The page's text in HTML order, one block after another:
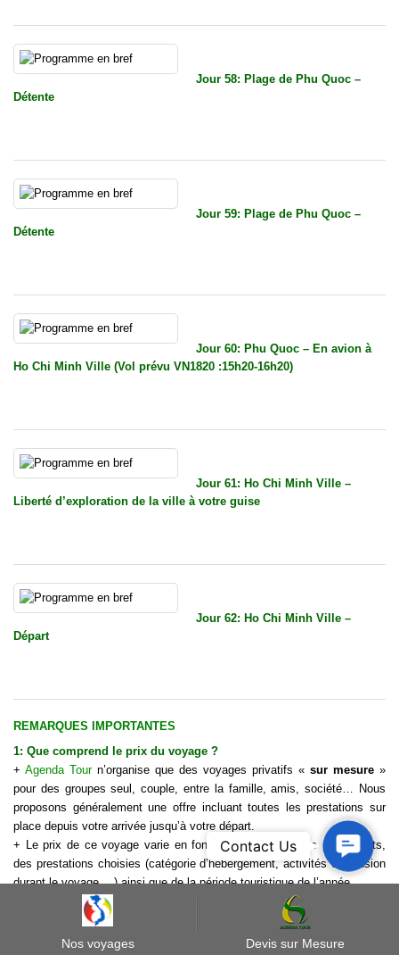
Jour 58: Plage de Phu Quoc –
Détente
Jour 59: Plage de Phu Quoc –
Détente
Jour 60: Phu Quoc – En avion à
Ho Chi Minh Ville (Vol prévu VN1820 :15h20-16h20)
Jour 61: Ho Chi Minh Ville –
Liberté d’exploration de la ville à votre guise
Jour 62: Ho Chi Minh Ville –
Départ
REMARQUES IMPORTANTES
1: Que comprend le prix du voyage ?
+ Agenda Tourn’organise que des voyages privatifs « sur mesure »
pour des groupes seul, couple, entre la famille, amis, société… Nous
proposons généralement une offre incluant toutes les prestations sur
place depuis votre arrivée jusqu’à votre départ.
+ Le prix de ce voyage varie en fonction du nombre des participants,
des prestations choisies (catégorie d’hébergement, activités et pension
durant levoyage,…) ainsi que de la période touristique de l’année.
+ Pour obtenir le prix de ce circuit, il suffit de nous demander un devis
en cliquant sur “Demande de prix
+ Si vous cherchez plutôt un voyage similaire ou modifié à vos
Nos voyages Devis sur Mesure
Contact
Contact Us